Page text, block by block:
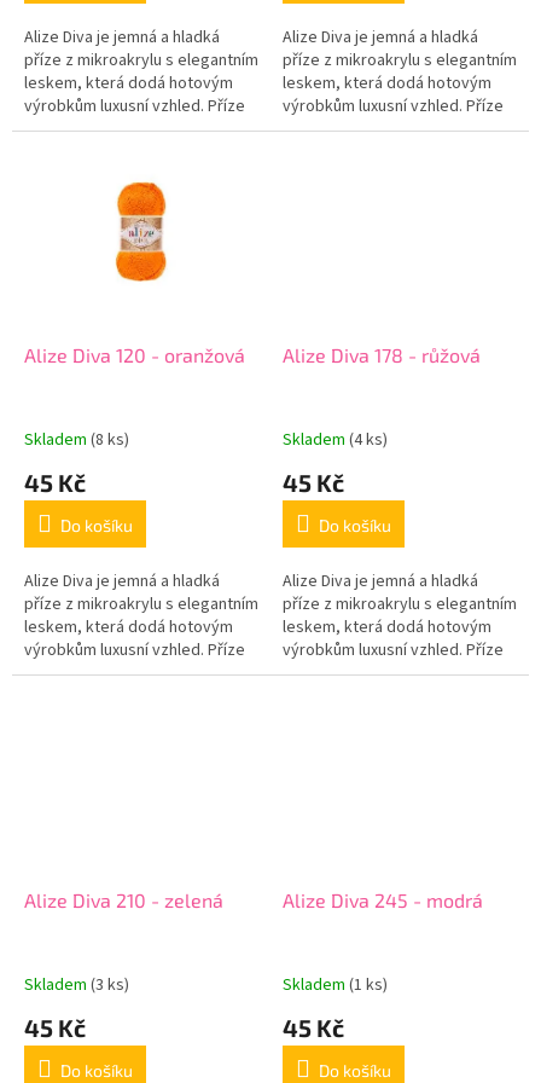
Alize Diva je jemná a hladká
příze z mikroakrylu s elegantním
leskem, která dodá hotovým
výrobkům luxusní vzhled. Příze
je příjemná na dotek, krásně
Alize Diva je jemná a hladká
příze z mikroakrylu s elegantním
leskem, která dodá hotovým
výrobkům luxusní vzhled. Příze
je příjemná na dotek, krásně
Alize Diva 120 - oranžová
Skladem (8 ks)
45 Kč
Do košíku
Alize Diva je jemná a hladká
příze z mikroakrylu s elegantním
leskem, která dodá hotovým
výrobkům luxusní vzhled. Příze
je příjemná na dotek, krásně
Alize Diva 178 - růžová
Skladem (4 ks)
45 Kč
Do košíku
Alize Diva je jemná a hladká
příze z mikroakrylu s elegantním
leskem, která dodá hotovým
výrobkům luxusní vzhled. Příze
je příjemná na dotek, krásně
Alize Diva 210 - zelená
Skladem (3 ks)
45 Kč
Do košíku
Alize Diva 245 - modrá
Skladem (1 ks)
45 Kč
Do košíku